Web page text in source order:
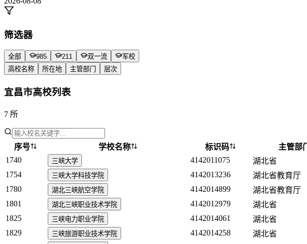
筛选器
全部 985 211 双一流
军校
高校名称
所在地 主管部门 层次
宜昌市高校列表
7 所
序号 学校名称 标识码 主管部门
1740
三峡大学 4142011075 湖北省
1754
三峡大学科技学院 4142013236 湖北省教育厅
1780
湖北三峡航空学院 4142014899 湖北省教育厅
1801
湖北三峡职业技术学院 4142012979 湖北省
1825
三峡电力职业学院 4142014061 湖北省
1829
三峡旅游职业技术学院 4142014258 湖北省